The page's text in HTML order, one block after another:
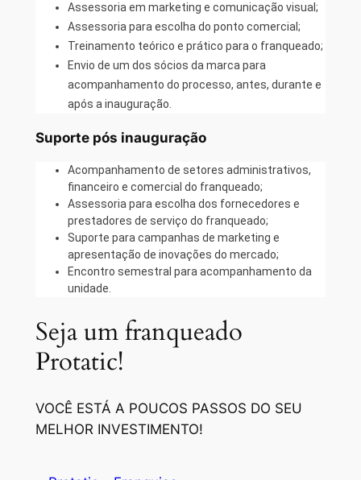
Assessoria em marketing e comunicação visual;
Assessoria para escolha do ponto comercial;
Treinamento teórico e prático para o franqueado;
Envio de um dos sócios da marca para
acompanhamento do processo, antes, durante e
após a inauguração.
Suporte pós inauguração
Acompanhamento de setores administrativos,
financeiro e comercial do franqueado;
Assessoria para escolha dos fornecedores e
prestadores de serviço do franqueado;
Suporte para campanhas de marketing e
apresentação de inovações do mercado;
Encontro semestral para acompanhamento da
unidade.
Seja um franqueado
Protatic!
VOCÊ ESTÁ A POUCOS PASSOS DO SEU
MELHOR INVESTIMENTO!